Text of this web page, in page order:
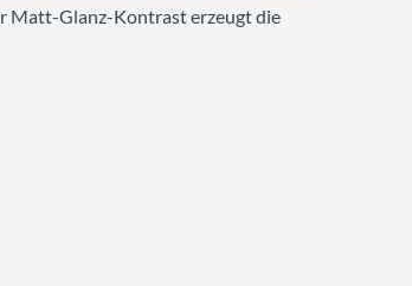
Matt-Glanz-Kontrast erzeugt die